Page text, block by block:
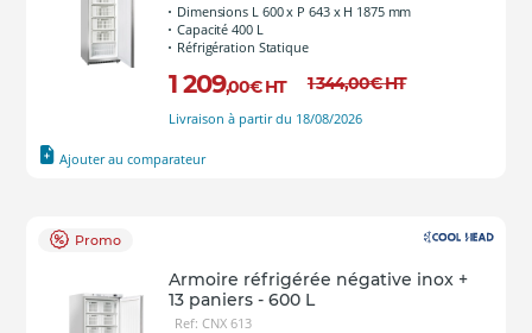
Dimensions L 600 x P 643 x H 1875 mm
Capacité 400 L
Réfrigération Statique
1 209,00€ HT 1 344,00€HT
Livraison à partir du 18/08/2026
Ajouter au comparateur
Promo
Armoire réfrigérée négative inox +
13 paniers - 600 L
Ref: CNX 613